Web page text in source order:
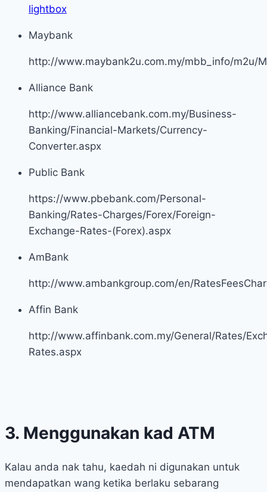
lightbox
Maybank
http://www.maybank2u.com.my/mbb_info/m2u/
Alliance Bank
http://www.alliancebank.com.my/Business-
Banking/Financial-Markets/Currency-
Converter.aspx
Public Bank
https://www.pbebank.com/Personal-
Banking/Rates-Charges/Forex/Foreign-
Exchange-Rates-(Forex).aspx
AmBank
http://www.ambankgroup.com/en/
Affin Bank
http://www.affinbank.com.my/General/Rates/
Rates.aspx
3. Menggunakan kad ATM
Kalau anda nak tahu, kaedah ni digunakan untuk
mendapatkan wang ketika berlaku sebarang